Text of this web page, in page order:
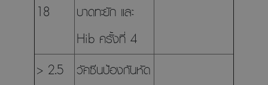
18
บาดทะยัก และ
Hib ครั้งที่ 4
> 2.5
วัคซีนป้องกันหัด